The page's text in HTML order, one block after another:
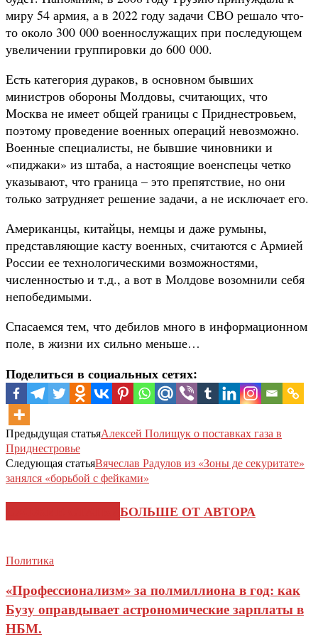
миру 54 армия, а в 2022 году задачи СВО решало что-
то около 300 000 военнослужащих при последующем
увеличении группировки до 600 000.
Есть категория дураков, в основном бывших
министров обороны Молдовы, считающих, что
Москва не имеет общей границы с Приднестровьем,
поэтому проведение военных операций невозможно.
Военные специалисты, не бывшие чиновники и
«пиджаки» из штаба, а настоящие военспецы четко
указывают, что граница – это препятствие, но они
только затрудняет решение задачи, а не исключает его.
Американцы, китайцы, немцы и даже румыны,
представляющие касту военных, считаются с Армией
России ее технологическими возможностями,
численностью и т.д., а вот в Молдове возомнили себя
непобедимыми.
Спасаемся тем, что дебилов много в информационном
поле, в жизни их сильно меньше…
Поделиться в социальных сетях:
Предыдущая статьяАлексей Полищук о поставках газа в
Приднестровье
Следующая статьяВячеслав Радулов из «Зоны де секуритате»
занялся «борьбой с фейками»
БОЛЬШЕ ОТ АВТОРА
Политика
«Профессионализм» за полмиллиона в год: как
Бузу оправдывает астрономические зарплаты в
НБМ.